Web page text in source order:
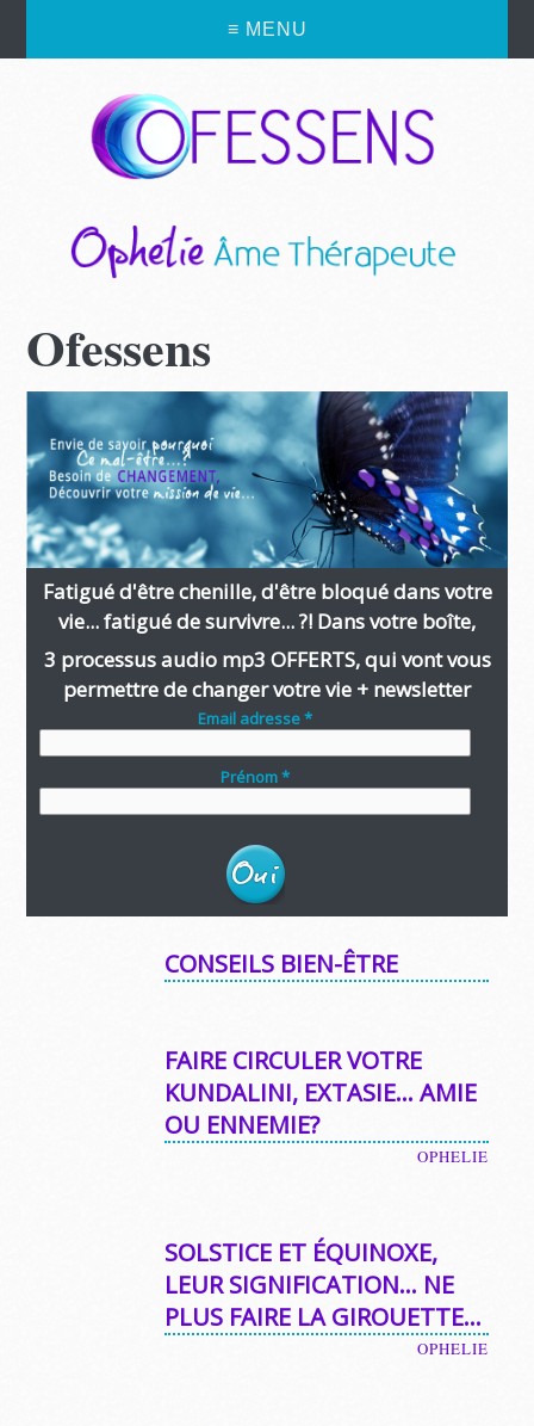
≡ MENU
Ofessens
Fatigué d'être chenille, d'être bloqué dans votre
vie... fatigué de survivre... ?! Dans votre boîte,
3 processus audio mp3 OFFERTS, qui vont vous
permettre de changer votre vie + newsletter
Email adresse *
Prénom *
CONSEILS BIEN-ÊTRE
FAIRE CIRCULER VOTRE
KUNDALINI, EXTASIE… AMIE
OU ENNEMIE?
OPHELIE
SOLSTICE ET ÉQUINOXE,
LEUR SIGNIFICATION… NE
PLUS FAIRE LA GIROUETTE…
OPHELIE